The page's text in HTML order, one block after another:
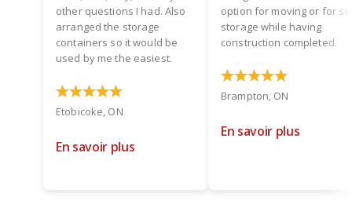
other questions I had. Also
arranged the storage
containers so it would be
used by me the easiest.
Etobicoke, ON
En savoir plus
option for moving or for
storage while having
construction completed.
Brampton, ON
En savoir plus